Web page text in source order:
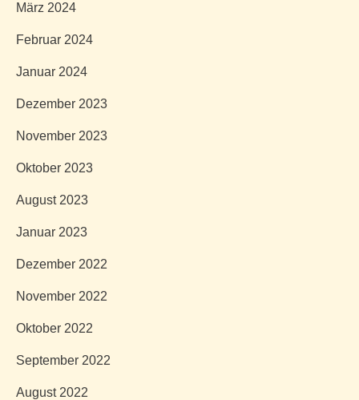
März 2024
Februar 2024
Januar 2024
Dezember 2023
November 2023
Oktober 2023
August 2023
Januar 2023
Dezember 2022
November 2022
Oktober 2022
September 2022
August 2022